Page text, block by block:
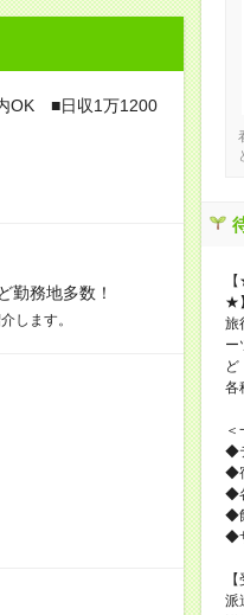
OK ■日収1万1200
勤務地多数！
します。
★】
旅
ー
ど
各
＜
◆
◆
◆
◆
◆
派